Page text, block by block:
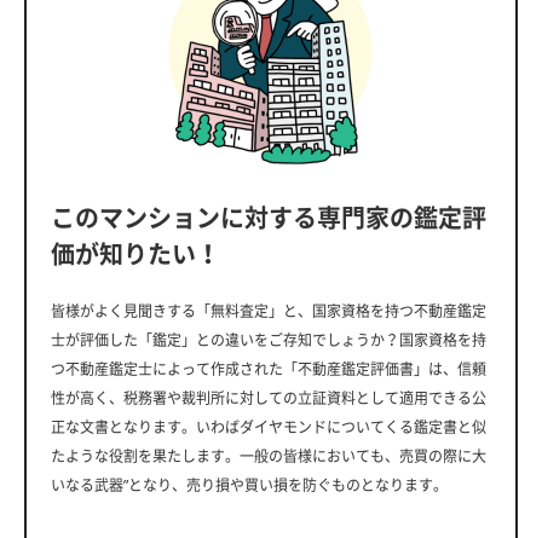
このマンションに対する専門家の鑑定評
価が知りたい！
皆様がよく見聞きする「無料査定」と、国家資格を持つ不動産鑑定
士が評価した「鑑定」との違いをご存知でしょうか？国家資格を持
つ不動産鑑定士によって作成された「不動産鑑定評価書」は、信頼
性が高く、税務署や裁判所に対しての立証資料として適用できる公
正な文書となります。いわばダイヤモンドについてくる鑑定書と似
たような役割を果たします。一般の皆様においても、売買の際に大
いなる武器”となり、売り損や買い損を防ぐものとなります。